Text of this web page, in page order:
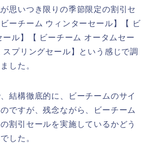
思いつき限りの季節限定の割引セ
ーチーム ウィンターセール】【 ビ
ール】【 ビーチーム オータムセー
スプリングセール】という感じで調
した。
結構徹底的に、ビーチームのサイ
ですが、残念ながら、ビーチーム
割引セールを実施しているかどう
した。